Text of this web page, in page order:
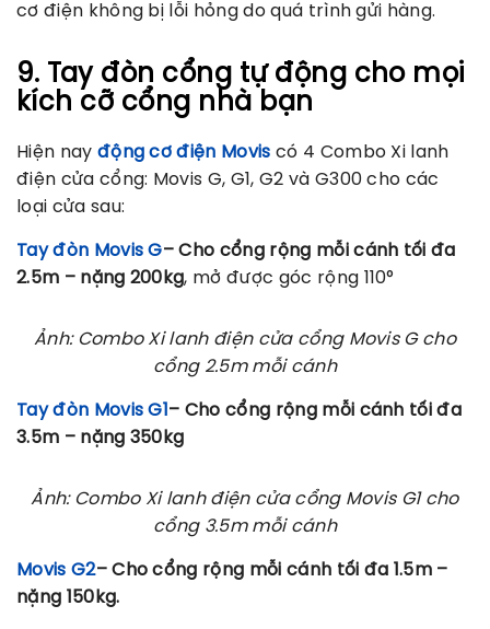
cơ điện không bị lỗi hỏng do quá trình gửi hàng.
9. Tay đòn cổng tự động cho mọi
kích cỡ cổng nhà bạn
Hiện nay động cơ điện Movis có 4 Combo Xi lanh
điện cửa cổng: Movis G, G1, G2 và G300 cho các
loại cửa sau:
Tay đòn Movis G– Cho cổng rộng mỗi cánh tối đa
2.5m – nặng 200kg, mở được góc rộng 110°
Ảnh: Combo Xi lanh điện cửa cổng Movis G cho
cổng 2.5m mỗi cánh
Tay đòn Movis G1 – Cho cổng rộng mỗi cánh tối đa
3.5m – nặng 350kg
Ảnh: Combo Xi lanh điện cửa cổng Movis G1 cho
cổng 3.5m mỗi cánh
Movis G2– Cho cổng rộng mỗi cánh tối đa 1.5m –
nặng 150kg.